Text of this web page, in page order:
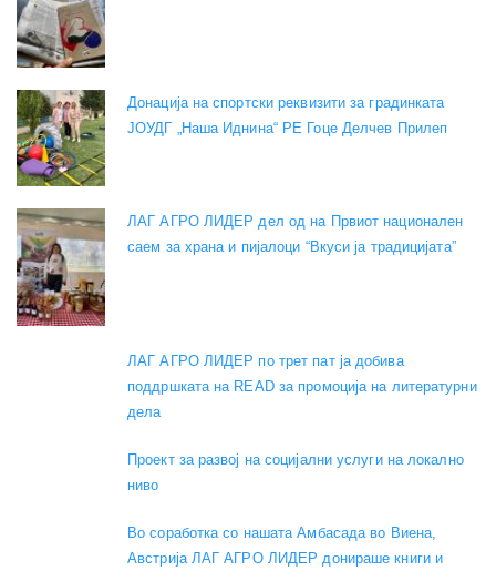
Донација на спортски реквизити за градинката
ЈОУДГ „Наша Иднина“ РЕ Гоце Делчев Прилеп
ЛАГ АГРО ЛИДЕР дел од на Првиот национален
саем за храна и пијалоци “Вкуси ја традицијата”
ЛАГ АГРО ЛИДЕР по трет пат ја добива
поддршката на READ за промоција на литературни
дела
Проект за развој на социјални услуги на локално
ниво
Во соработка со нашата Амбасада во Виена,
Австрија ЛАГ АГРО ЛИДЕР донираше книги и